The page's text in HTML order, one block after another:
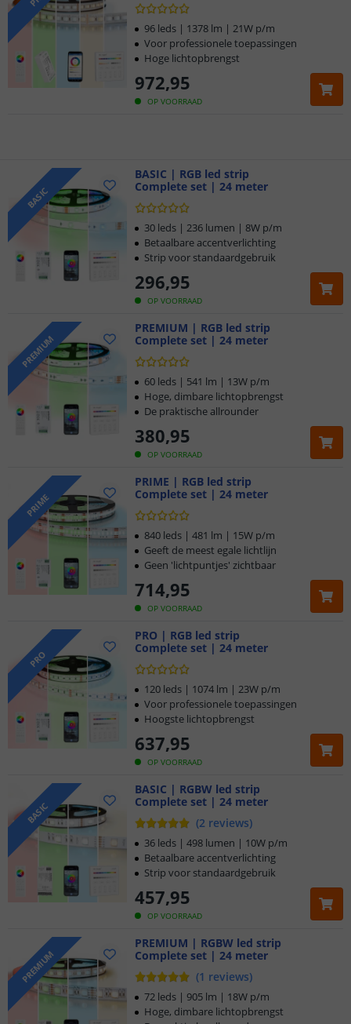
OP VOORRAAD
972,95
96 leds | 1378 lm | 21W p/m
Voor professionele toepassingen
Hoge lichtopbrengst
Voor 23:45 uur besteld,morgen in huis
5 jaar garantie
Gratis verzending vanaf € 20,-
Voor 23:45 uur besteld,morgen in huis
BASIC
BASIC | RGB led strip
Complete set | 24 meter
OP VOORRAAD
296,95
30 leds | 236 lumen | 8W p/m
Betaalbare accentverlichting
Strip voor standaardgebruik
PREMIUM
PREMIUM | RGB led strip
Complete set | 24 meter
OP VOORRAAD
380,95
60 leds | 541 lm | 13W p/m
Hoge, dimbare lichtopbrengst
De praktische allrounder
PRIME
PRIME | RGB led strip
Complete set | 24 meter
OP VOORRAAD
714,95
840 leds | 481 lm | 15W p/m
Geeft de meest egale lichtlijn
Geen 'lichtpuntjes' zichtbaar
PRO
PRO | RGB led strip
Complete set | 24 meter
OP VOORRAAD
637,95
120 leds | 1074 lm | 23W p/m
Voor professionele toepassingen
Hoogste lichtopbrengst
BASIC
BASIC | RGBW led strip
Complete set | 24 meter
(2 reviews)
OP VOORRAAD
457,95
36 leds | 498 lumen | 10W p/m
Betaalbare accentverlichting
Strip voor standaardgebruik
PREMIUM
PREMIUM | RGBW led strip
Complete set | 24 meter
(1 reviews)
72 leds | 905 lm | 18W p/m
Hoge, dimbare lichtopbrengst